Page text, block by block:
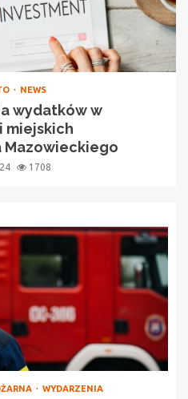
NEWS
wydatków w
miejskich
Mazowieckiego
1708
WYDARZENIA